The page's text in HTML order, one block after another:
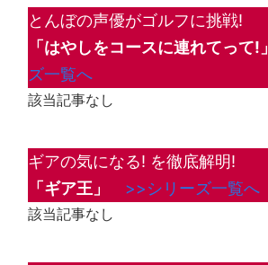
とんぼの声優がゴルフに挑戦!
「はやしをコースに連れてって!」
ズ一覧へ
該当記事なし
ギアの気になる! を徹底解明!
「ギア王」
>>シリーズ一覧へ
該当記事なし